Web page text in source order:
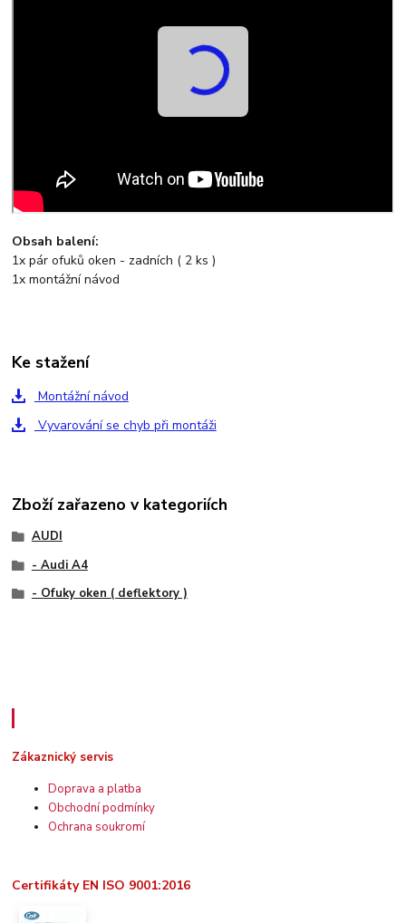
Obsah balení:
1x pár ofuků oken - zadních ( 2 ks )
1x montážní návod
Ke stažení
Montážní návod
Vyvarování se chyb při montáži
Zboží zařazeno v kategoriích
AUDI
- Audi A4
- Ofuky oken ( deflektory )
Zákaznický servis
Doprava a platba
Obchodní podmínky
Ochrana soukromí
Certifikáty EN ISO 9001:2016